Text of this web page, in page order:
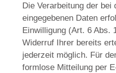
Die Verarbeitung der bei
eingegebenen Daten
Einwilligung (Art. 6 Abs.
Widerruf Ihrer bereits
jederzeit möglich. Für
formlose Mitteilung per